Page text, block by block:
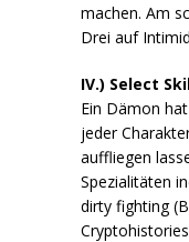
machen. Am
Drei auf
IV.) Select
Ein Dämon
jeder
auffliegen
Spezialitäten
dirty fighting